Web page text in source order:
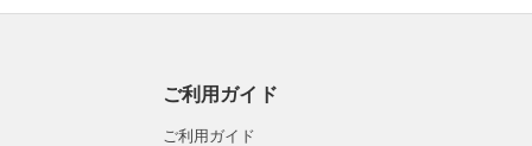
ご利用ガイド
ご利用ガイド